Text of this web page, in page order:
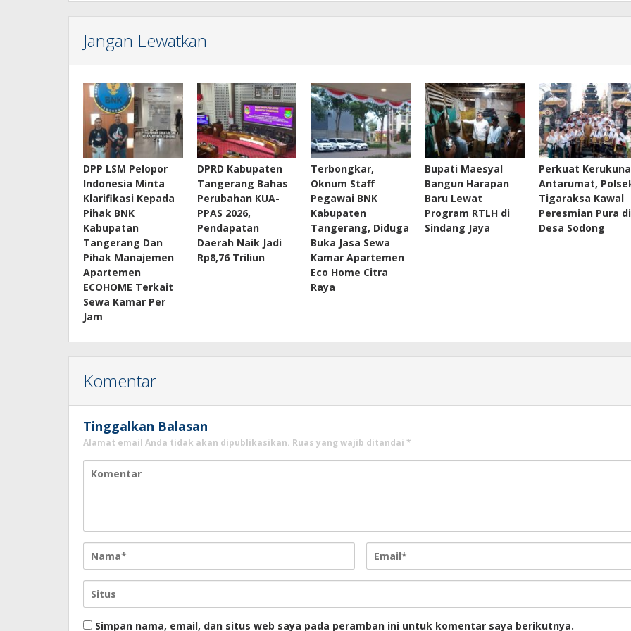
Jangan Lewatkan
DPP LSM Pelopor
Indonesia Minta
Klarifikasi Kepada
Pihak BNK
Kabupatan
Tangerang Dan
Pihak Manajemen
Apartemen
ECOHOME Terkait
Sewa Kamar Per
Jam
DPRD Kabupaten
Tangerang Bahas
Perubahan KUA-
PPAS 2026,
Pendapatan
Daerah Naik Jadi
Rp8,76 Triliun
Terbongkar,
Oknum Staff
Pegawai BNK
Kabupaten
Tangerang, Diduga
Buka Jasa Sewa
Kamar Apartemen
Eco Home Citra
Raya
Bupati Maesyal
Bangun Harapan
Baru Lewat
Program RTLH di
Sindang Jaya
Perkuat
Antarumat,
Tigaraksa Kawal
Peresmian Pura di
Desa Sodong
Komentar
Tinggalkan Balasan
Alamat email Anda tidak akan dipublikasikan. Ruas yang wajib ditandai *
Simpan nama, email, dan situs web saya pada peramban ini untuk komentar saya berikutnya.